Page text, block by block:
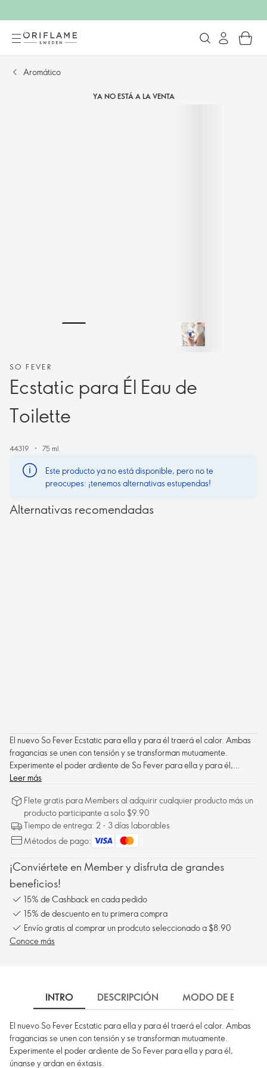
Aromático
YA NO ESTÁ A LA VENTA
SO FEVER
Ecstatic para Él Eau de
Toilette
44319 75 ml.
Este producto ya no está disponible, pero no te
preocupes: ¡tenemos alternativas estupendas!
Alternativas recomendadas
El nuevo So Fever Ecstatic para ella y para él traerá el calor. Ambas
fragancias se unen con tensión y se transforman mutuamente.
Experimente el poder ardiente de So Fever para ella y para él,
únanse y ardan en éxtasis.
Leer más
Flete gratis para Members al adquirir cualquier producto más un
producto participante a solo $9.90
Tiempo de entrega: 2 - 3 días laborables
Métodos de pago:
¡Conviértete en Member y disfruta de grandes
beneficios!
15% de Cashback en cada pedido
15% de descuento en tu primera compra
Envío gratis al comprar un prodcuto seleccionado a $8.90
Conoce más
INTRO DESCRIPCIÓN MODO DE EMPLEO
El nuevo So Fever Ecstatic para ella y para él traerá el calor. Ambas
fragancias se unen con tensión y se transforman mutuamente.
Experimente el poder ardiente de So Fever para ella y para él,
únanse y ardan en éxtasis.